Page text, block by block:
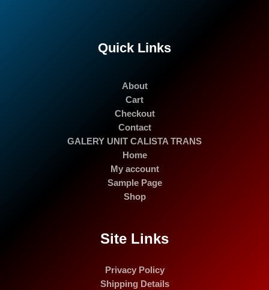
Quick Links
About
Cart
Checkout
Contact
GALERY UNIT CALISTA TRANS
Home
My account
Sample Page
Shop
Site Links
Privacy Policy
Shipping Details